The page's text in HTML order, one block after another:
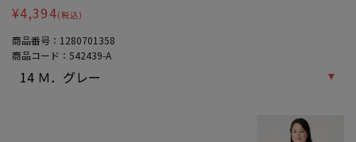
¥4,394(税込)
商品番号： 1280701358
商品コード： 542439-A